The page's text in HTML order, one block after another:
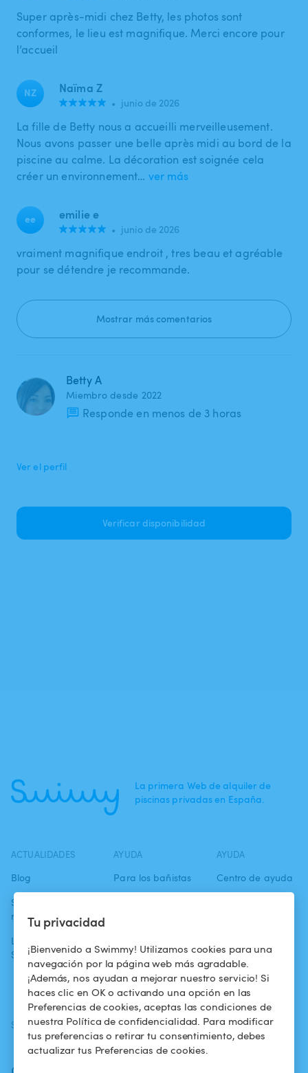
Tu privacidad
¡Bienvenido a Swimmy! Utilizamos cookies para una
navegación por la página web más agradable.
¡Además, nos ayudan a mejorar nuestro servicio! Si
haces clic en OK o activando una opción en las
Preferencias de cookies, aceptas las condiciones de
nuestra Política de confidencialidad. Para modificar
tus preferencias o retirar tu consentimiento, debes
actualizar tus Preferencias de cookies.
Super après-midi chez Betty, les photos sont
conformes, le lieu est magnifique. Merci encore pour
l’accueil
NZ Naïma Z
• junio de 2026
La fille de Betty nous a accueilli merveilleusement.
Nous avons passer une belle après midi au bord de la
piscine au calme. La décoration est soignée cela
créer un environnement… ver más
ee emilie e
• junio de 2026
vraiment magnifique endroit , tres beau et agréable
pour se détendre je recommande.
Mostrar más comentarios
Betty A
Miembro desde 2022
Responde en menos de 3 horas
Ver el perfil
Verificar disponibilidad
La primera Web de alquiler de
piscinas privadas en España.
ACTUALIDADES
Blog
Swimmy en los
medios
La aventura
Swimmy
AYUDA
Para los bañistas
piscina
¿Cómo funciona?
AYUDA
Centro de ayuda
confidencialidad
Aviso legal
SÍGUENOS
Facebook
DESCARGAR LA APP